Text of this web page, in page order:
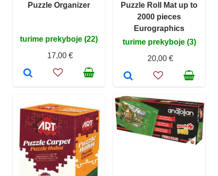
Puzzle Organizer
turime prekyboje (22)
17,00 €
Puzzle Roll Mat up to
2000 pieces
Eurographics
turime prekyboje (3)
20,00 €